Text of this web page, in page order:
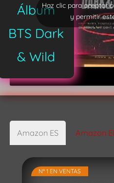
Álbum
BTS Dark
& Wild
Haz clic para aceptar
y permitir
Amazon ES Amazon
Nº 1 EN VENTAS